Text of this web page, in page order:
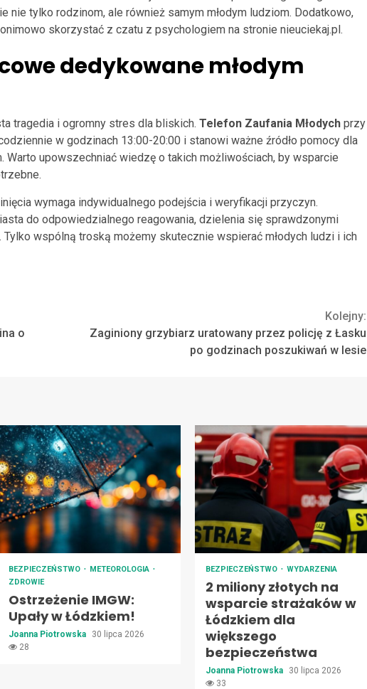
nie tylko rodzinom, ale również samym młodym ludziom. Dodatkowo,
skorzystać z czatu z psychologiem na stronie nieuciekaj.pl.
dedykowane młodym
tragedia i ogromny stres dla bliskich. Telefon Zaufania Młodych przy
w godzinach 13:00-20:00 i stanowi ważne źródło pomocy dla
Warto upowszechniać wiedzę o takich możliwościach, by wsparcie
wymaga indywidualnego podejścia i weryfikacji przyczyn.
do odpowiedzialnego reagowania, dzielenia się sprawdzonymi
wspólną troską możemy skutecznie wspierać młodych ludzi i ich
o
Kolejny:
Zaginiony grzybiarz uratowany przez policję z Łasku
po godzinach poszukiwań w lesie
BEZPIECZEŃSTWO
METEOROLOGIA
ZDROWIE
Ostrzeżenie IMGW:
Upały w Łódzkiem!
Joanna Piotrowska
30 lipca 2026
28
BEZPIECZEŃSTWO WYDARZENIA
2 miliony złotych na
wsparcie strażaków w
Łódzkiem dla
większego
bezpieczeństwa
Joanna Piotrowska
30 lipca 2026
33